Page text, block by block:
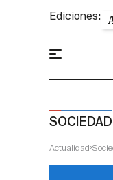
Ediciones:
SOCIEDAD
Actualidad